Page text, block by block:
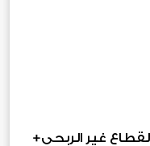
غير الربحي+